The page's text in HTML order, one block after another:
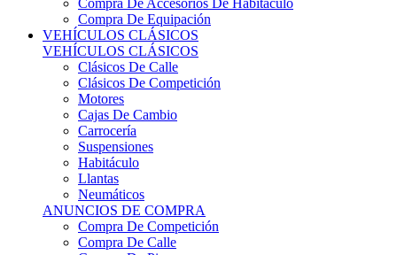
Compra De Accesorios De Habitáculo
Compra De Equipación
VEHÍCULOS CLÁSICOS
VEHÍCULOS CLÁSICOS
Clásicos De Calle
Clásicos De Competición
Motores
Cajas De Cambio
Carrocería
Suspensiones
Habitáculo
Llantas
Neumáticos
ANUNCIOS DE COMPRA
Compra De Competición
Compra De Calle